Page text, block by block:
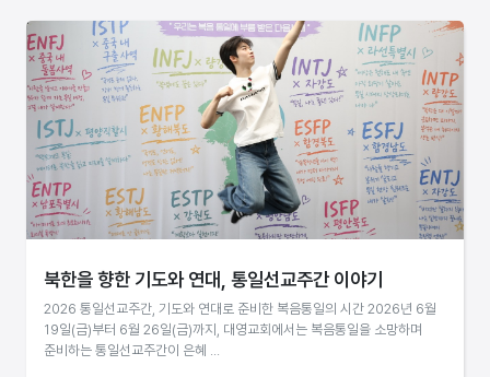
북한을 향한 기도와 연대, 통일선교주간 이야기
2026 통일선교주간, 기도와 연대로 준비한 복음통일의 시간 2026년 6월
19일(금)부터 6월 26일(금)까지, 대영교회에서는 복음통일을 소망하며
준비하는 통일선교주간이 은혜 ...